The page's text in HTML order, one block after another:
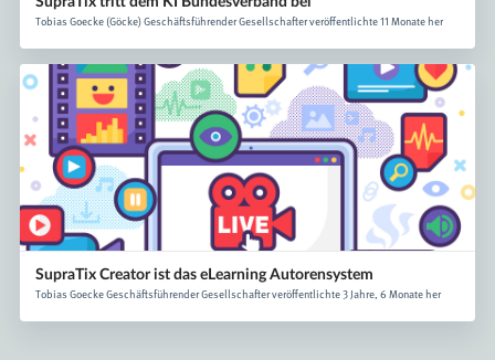
Tobias Goecke (Göcke) Geschäftsführender Gesellschafter veröffentlichte 11 Monate her
SupraTix Creator ist das eLearning Autorensystem
Tobias Goecke Geschäftsführender Gesellschafter veröffentlichte 3 Jahre, 6 Monate her